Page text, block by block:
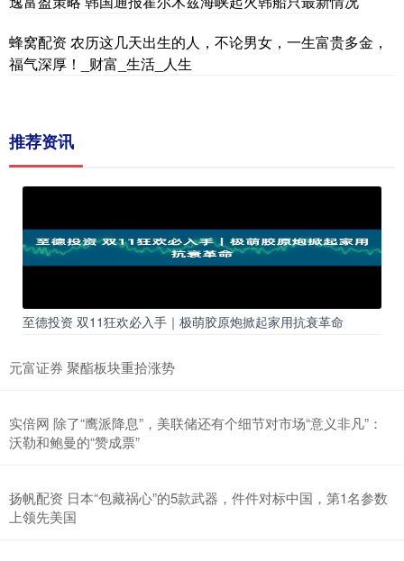
蜂窝配资 农历这几天出生的人，不论男女，一生富贵多金，
福气深厚！_财富_生活_人生
推荐资讯
至德投资 双11狂欢必入手｜极萌胶原炮掀起家用抗衰革命
元富证券 聚酯板块重拾涨势
实倍网 除了“鹰派降息”，美联储还有个细节对市场“意义非凡”：
沃勒和鲍曼的“赞成票”
扬帆配资 日本“包藏祸心”的5款武器，件件对标中国，第1名参数
上领先美国